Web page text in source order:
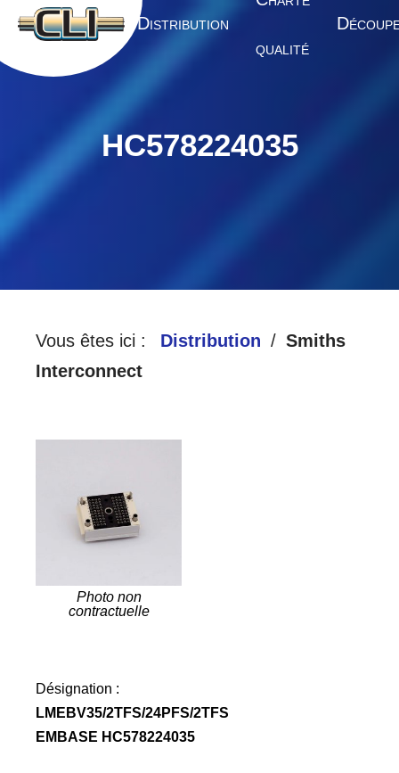
A CCUEIL DISTRIBUTION
QUALITÉ
D
HC578224035
Vous êtes ici : Distribution
Smiths
Interconnect
Photo non
contractuelle
Désignation :
LMEBV35/2TFS/24PFS/2TFS
EMBASE HC578224035